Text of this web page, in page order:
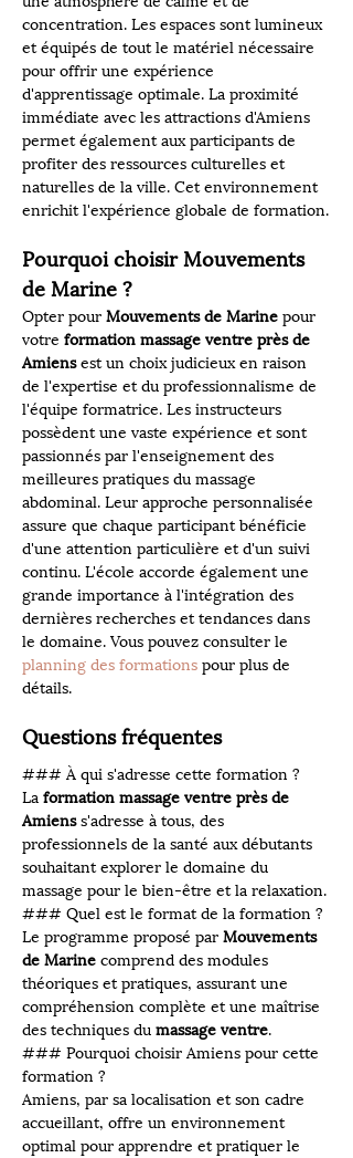
concentration. Les espaces sont lumineux
et équipés de tout le matériel nécessaire
pour offrir une expérience
d'apprentissage optimale. La proximité
immédiate avec les attractions d'Amiens
permet également aux participants de
profiter des ressources culturelles et
naturelles de la ville. Cet environnement
enrichit l'expérience globale de formation.
Pourquoi choisir Mouvements
de Marine ?
Opter pour Mouvements de Marine pour
votre formation massage ventre près de
Amiens est un choix judicieux en raison
de l'expertise et du professionnalisme de
l'équipe formatrice. Les instructeurs
possèdent une vaste expérience et sont
passionnés par l'enseignement des
meilleures pratiques du massage
abdominal. Leur approche personnalisée
assure que chaque participant bénéficie
d'une attention particulière et d'un suivi
continu. L'école accorde également une
grande importance à l'intégration des
dernières recherches et tendances dans
le domaine. Vous pouvez consulter le
planning des formations pour plus de
détails.
Questions fréquentes
### À qui s'adresse cette formation ?
La formation massage ventre près de
Amiens s'adresse à tous, des
professionnels de la santé aux débutants
souhaitant explorer le domaine du
massage pour le bien-être et la relaxation.
### Quel est le format de la formation ?
Le programme proposé par Mouvements
de Marine comprend des modules
théoriques et pratiques, assurant une
compréhension complète et une maîtrise
des techniques du massage ventre.
### Pourquoi choisir Amiens pour cette
formation ?
Amiens, par sa localisation et son cadre
accueillant, offre un environnement
optimal pour apprendre et pratiquer le